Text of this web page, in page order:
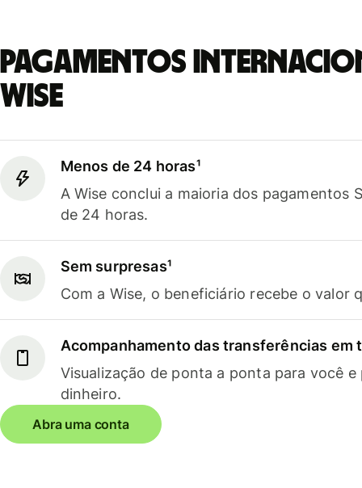
Pagamentos
Wise
Menos de 24 horas¹
A Wise conclui a maioria dos pagamentos
de 24 horas.
Sem surpresas¹
Com a Wise, o beneficiário recebe o valor
Acompanhamento das transferências em
Visualização de ponta a ponta para você
dinheiro.
Abra uma conta